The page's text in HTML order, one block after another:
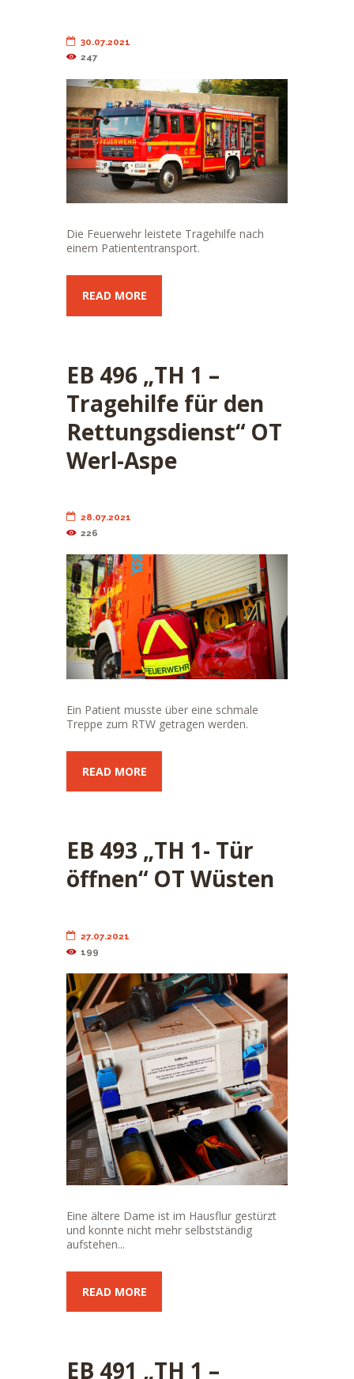
30.07.2021
247
Die Feuerwehr leistete Tragehilfe nach
einem Patiententransport.
READ MORE
EB 496 „TH 1 –
Tragehilfe für den
Rettungsdienst“ OT
Werl-Aspe
28.07.2021
226
Ein Patient musste über eine schmale
Treppe zum RTW getragen werden.
READ MORE
EB 493 „TH 1- Tür
öffnen“ OT Wüsten
27.07.2021
199
Eine ältere Dame ist im Hausflur gestürzt
und konnte nicht mehr selbstständig
aufstehen...
READ MORE
EB 491 „TH 1 –